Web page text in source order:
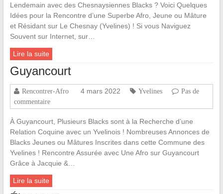
Lendemain avec des Chesnaysiennes Blacks ? Voici Quelques
Idées pour la Rencontre d’une Superbe Afro, Jeune ou Mâture
et Résidant sur Le Chesnay (Yvelines) ! Si vous Naviguez
Souvent sur Internet, sur…
Lire la suite
Guyancourt
Rencontrer-Afro 4 mars 2022 Yvelines
Pas de
commentaire
À Guyancourt, Plusieurs Blacks sont à la Recherche d’une
Relation Coquine avec un Yvelinois ! Nombreuses Annonces de
Blacks Jeunes ou Mâtures Inscrites dans cette Commune des
Yvelines ! Rencontre Assurée avec Une Afro sur Guyancourt
Grâce à Jacquie &…
Lire la suite